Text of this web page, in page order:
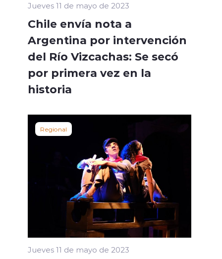
Jueves 11 de mayo de 2023
Chile envía nota a
Argentina por intervención
del Río Vizcachas: Se secó
por primera vez en la
historia
Regional
Jueves 11 de mayo de 2023